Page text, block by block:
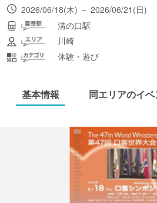
2026/06/18(木) ～ 2026/06/21(日)
溝の口駅
川崎
体験・遊び
基本情報 同エリアのイベ